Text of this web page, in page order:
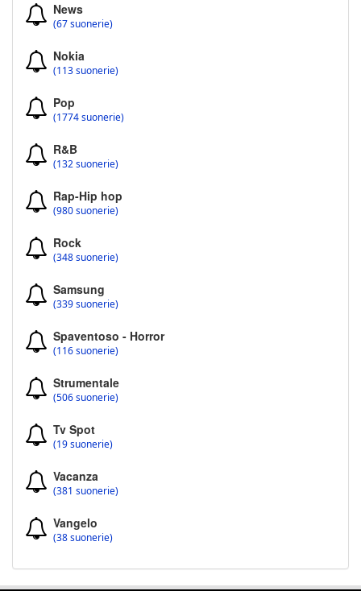
News
(67 suonerie)
Nokia
(113 suonerie)
Pop
(1774 suonerie)
R&B
(132 suonerie)
Rap-Hip hop
(980 suonerie)
Rock
(348 suonerie)
Samsung
(339 suonerie)
Spaventoso - Horror
(116 suonerie)
Strumentale
(506 suonerie)
Tv Spot
(19 suonerie)
Vacanza
(381 suonerie)
Vangelo
(38 suonerie)